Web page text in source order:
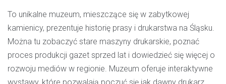
To unikalne muzeum, mieszczące się w zabytkowej
kamienicy, prezentuje historię prasy i drukarstwa na Śląsku.
Można tu zobaczyć stare maszyny drukarskie, poznać
proces produkcji gazet sprzed lat i dowiedzieć się więcej o
rozwoju mediów w regionie. Muzeum oferuje interaktywne